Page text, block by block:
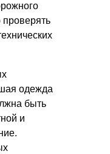
проверять
одежда
быть
и